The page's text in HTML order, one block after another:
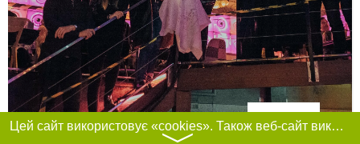
Фільтри
Цей сайт використовує «cookies». Також веб-сайт використовує інтернет-сервіс для збору технічних даних стосовно відвідувачів з метою отримання маркетингової та статистичної інформації. Умови обробки даних відвідувачів сайту див.
〉